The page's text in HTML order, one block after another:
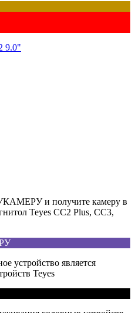
9.0"
и получите камеру в
Teyes CC2 Plus, CC3,
устройство является
Teyes